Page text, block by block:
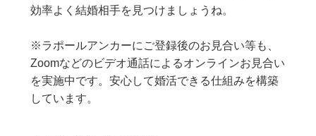
効率よく結婚相手を見つけましょうね。
※ラポールアンカーにご登録後のお見合い等も、
Zoomなどのビデオ通話によるオンラインお見合い
を実施中です。安心して婚活できる仕組みを構築
しています。